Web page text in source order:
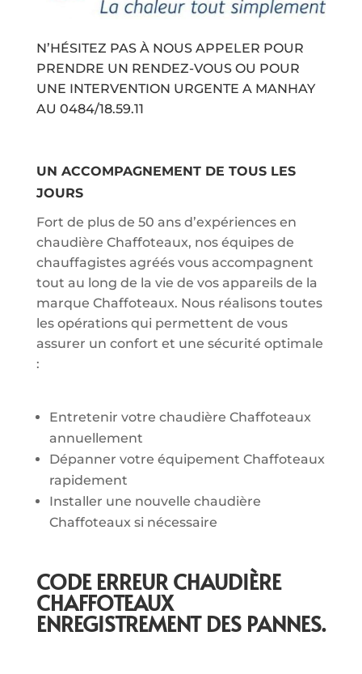
N’HÉSITEZ PAS À NOUS APPELER POUR
PRENDRE UN RENDEZ-VOUS OU POUR
UNE INTERVENTION URGENTE A MANHAY
AU 0484/18.59.11
UN ACCOMPAGNEMENT DE TOUS LES
JOURS
Fort de plus de 50 ans d’expériences en
chaudière Chaffoteaux, nos équipes de
chauffagistes agréés vous accompagnent
tout au long de la vie de vos appareils de la
marque Chaffoteaux. Nous réalisons toutes
les opérations qui permettent de vous
assurer un confort et une sécurité optimale
:
Entretenir votre chaudière Chaffoteaux
annuellement
Dépanner votre équipement Chaffoteaux
rapidement
Installer une nouvelle chaudière
Chaffoteaux si nécessaire
CODE ERREUR CHAUDIÈRE
CHAFFOTEAUX
ENREGISTREMENT DES PANNES.